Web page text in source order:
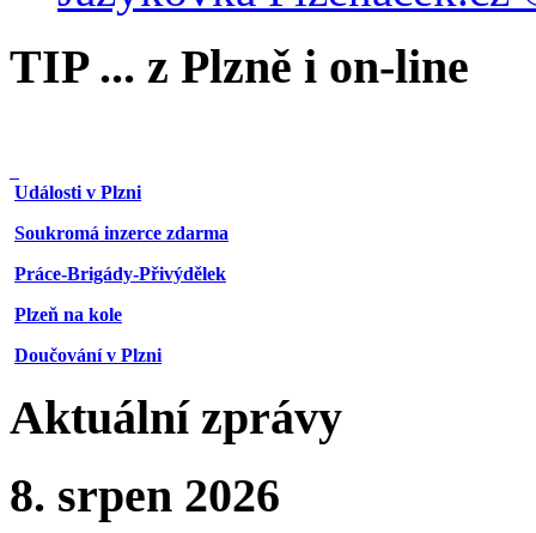
TIP ... z Plzně i on-line
Události v Plzni
Soukromá inzerce zdarma
Práce-Brigády-Přivýdělek
Plzeň na kole
Doučování v Plzni
Aktuální zprávy
8. srpen 2026